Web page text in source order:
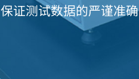
保证测试数据的严谨准确